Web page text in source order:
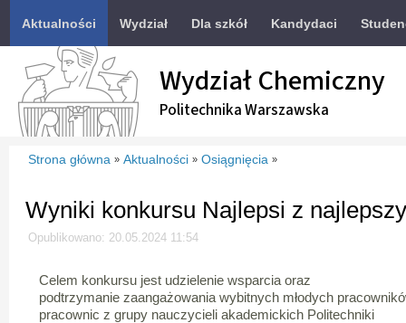
Aktualności Wydział Dla szkół Kandydaci
Wydział Chemiczny
Politechnika Warszawska
Strona główna » Aktualności » Osiągnięcia »
Wyniki konkursu Najlepsi z
Opublikowano: 20.05.2024 11:54
Celem konkursu jest udzielenie wsparcia oraz
podtrzymanie zaangażowania wybitnych młodych
pracownic z grupy nauczycieli akademickich Politechniki